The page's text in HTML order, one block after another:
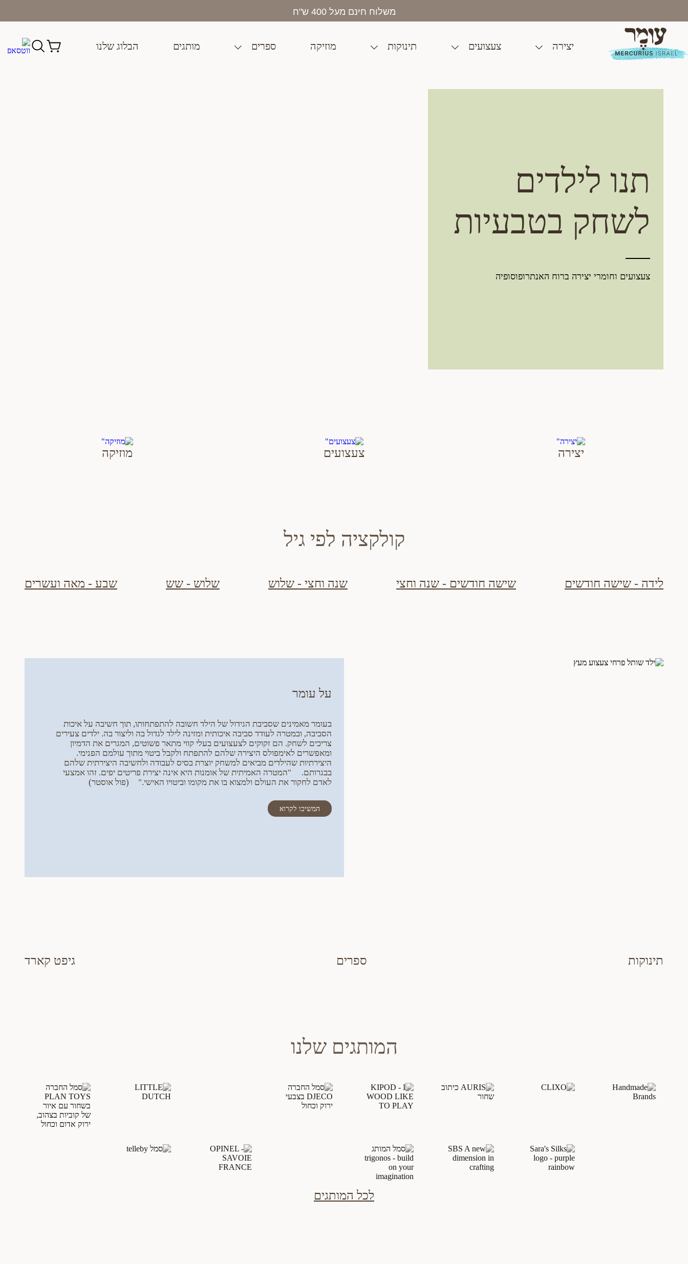
content
משלוח חינם מעל 400 ש"ח
יצירה צעצועים תינוקות מוזיקה ספרים מותגים הבלוג שלנו
תנו לילדים
לשחק בטבעיות
צעצועים וחומרי יצירה ברוח האנתרופוסופיה
יצירה צעצועים מוזיקה
קולקציה לפי גיל
לידה - שישה חודשים שישה חודשים - שנה וחצי שנה וחצי - שלוש שלוש - שש שבע - מאה ועשרים
על עומר
בעומר מאמינים שסביבת הגידול של הילד חשובה להתפתחותו, תוך חשיבה על איכות
הסביבה, ובמטרה לעודד סביבה איכותית ומזינה לילד לגדול בה וליצור בה. ילדים צעירים
צריכים לשחק. הם זקוקים לצעצועים בעלי קווי מתאר פשוטים, המגרים את הדמיון
ומאפשרים לאימפולס היצירה שלהם להתפתח ולקבל ביטוי מתוך עולמם הפנימי.
היצירתיות שהילדים מביאים למשחק יוצרת בסיס לעבודה ולחשיבה היצירתית שלהם
בבגרותם. "המטרה האמיתית של אומנות היא אינה יצירת פריטים יפים. זהו אמצעי
לאדם לחקור את העולם ולמצוא בו את מקומו וביטויו האישי." (פול אוסטר)
המשיכו לקרוא
תינוקות ספרים גיפט קארד
המותגים שלנו
לכל המותגים